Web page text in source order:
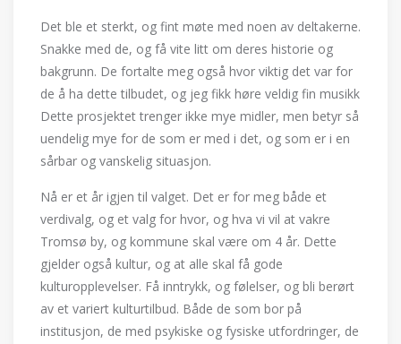
Det ble et sterkt, og fint møte med noen av deltakerne.
Snakke med de, og få vite litt om deres historie og
bakgrunn. De fortalte meg også hvor viktig det var for
de å ha dette tilbudet, og jeg fikk høre veldig fin musikk
Dette prosjektet trenger ikke mye midler, men betyr så
uendelig mye for de som er med i det, og som er i en
sårbar og vanskelig situasjon.
Nå er et år igjen til valget. Det er for meg både et
verdivalg, og et valg for hvor, og hva vi vil at vakre
Tromsø by, og kommune skal være om 4 år. Dette
gjelder også kultur, og at alle skal få gode
kulturopplevelser. Få inntrykk, og følelser, og bli berørt
av et variert kulturtilbud. Både de som bor på
institusjon, de med psykiske og fysiske utfordringer, de